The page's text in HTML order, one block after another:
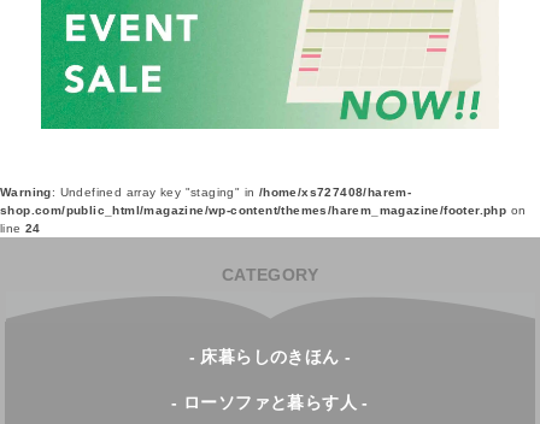
Warning: Undefined array key "staging" in /home/xs727408/harem-
shop.com/public_html/magazine/wp-content/themes/harem_magazine/footer.php on
line 24
CATEGORY
- 床暮らしのきほん -
- ローソファと暮らす人 -